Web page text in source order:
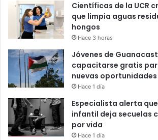
Científicas de la UCR
que limpia aguas
hongos
Hace 3 horas
Jóvenes de
capacitarse gratis
nuevas
Hace 1 día
Especialista alerta
infantil deja secuelas
por vida
Hace 1 día